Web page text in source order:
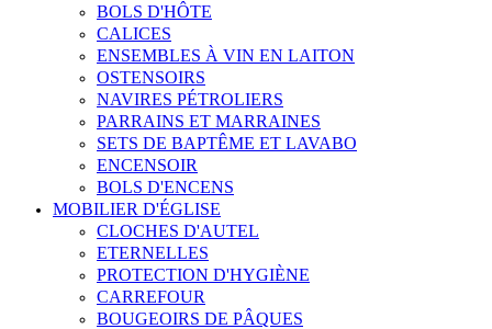
BOLS D'HÔTE
CALICES
ENSEMBLES À VIN EN LAITON
OSTENSOIRS
NAVIRES PÉTROLIERS
PARRAINS ET MARRAINES
SETS DE BAPTÊME ET LAVABO
ENCENSOIR
BOLS D'ENCENS
MOBILIER D'ÉGLISE
CLOCHES D'AUTEL
ETERNELLES
PROTECTION D'HYGIÈNE
CARREFOUR
BOUGEOIRS DE PÂQUES